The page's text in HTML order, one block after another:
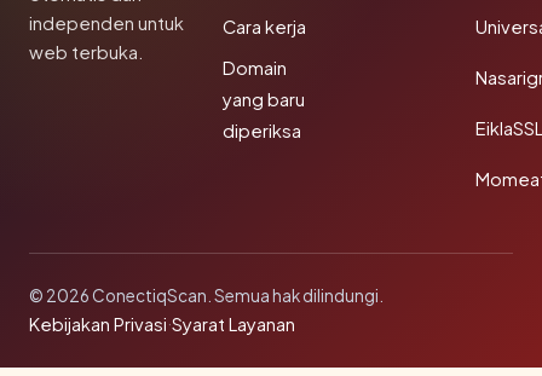
independen untuk
web terbuka.
Cara kerja
Domain
yang baru
diperiksa
© 2026 ConectiqScan. Semua hak dilindungi.
Kebijakan Privasi·Syarat Layanan